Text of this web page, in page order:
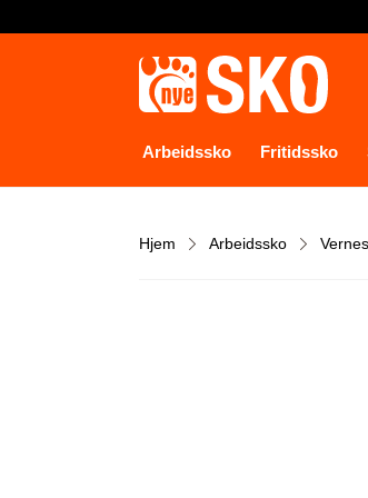
Arbeidssko Fritidssko
Hjem Arbeidssko